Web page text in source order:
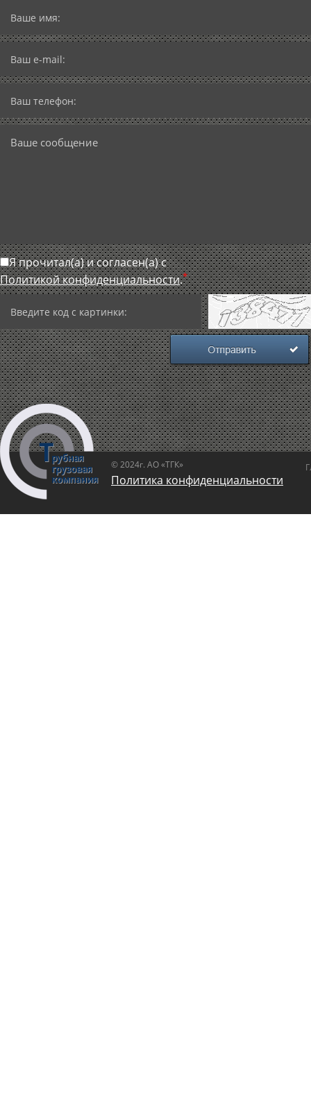
Я прочитал(а) и согласен(а) с
Политикой конфиденциальности.*
© 2024г. АО «ТГК»
Политика конфиденциальности